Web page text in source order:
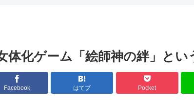
を告白 「高校生の時から薄い」...
度終了で「オリジナルコンテンツ収...
近の政治は国家、日の丸という言葉...
体化ゲーム「絵師神の絆」とい
Facebook はてブ Pocket